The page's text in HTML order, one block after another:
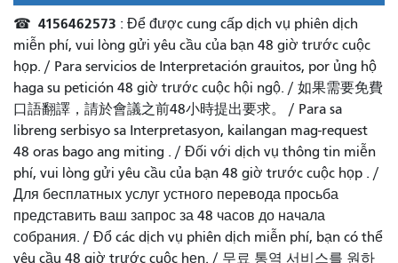
☎ 4156462573 : Để được cung cấp dịch vụ phiên dịch
miễn phí, vui lòng gửi yêu cầu của bạn 48 giờ trước cuộc
họp. / Para servicios de Interpretación grauitos, por ủng hộ
haga su petición 48 giờ trước cuộc hội ngộ. / 如果需要免費
口語翻譯，請於會議之前48小時提出要求。 / Para sa
libreng serbisyo sa Interpretasyon, kailangan mag-request
48 oras bago ang miting . / Đối với dịch vụ thông tin miễn
phí, vui lòng gửi yêu cầu của bạn 48 giờ trước cuộc họp . /
Для бесплатных услуг устного перевода просьба
представить ваш запрос за 48 часов до начала
собрания. / Đổ các dịch vụ phiên dịch miễn phí, bạn có thể
yêu cầu 48 giờ trước cuộc hẹn. / 무료 통역 서비스를 원하